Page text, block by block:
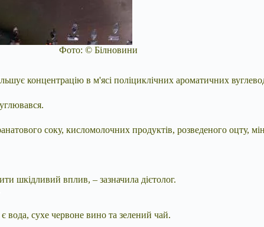
Фото: © Білновини
концентрацію в м'ясі поліциклічних ароматичних
соку, кисломолочних продуктів, розведеного оцту,
шкідливий вплив, – зазначила дієтолог.
сухе червоне вино та зелений чай.